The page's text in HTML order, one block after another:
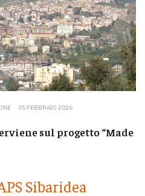
05 FEBBRAIO 2026
sul progetto “Made
Sibaridea